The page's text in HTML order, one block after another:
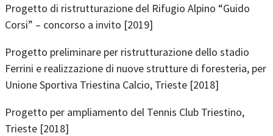
Progetto di ristrutturazione del Rifugio Alpino “Guido
Corsi” – concorso a invito [2019]
Progetto preliminare per ristrutturazione dello stadio
Ferrini e realizzazione di nuove strutture di foresteria, per
Unione Sportiva Triestina Calcio, Trieste [2018]
Progetto per ampliamento del Tennis Club Triestino,
Trieste [2018]